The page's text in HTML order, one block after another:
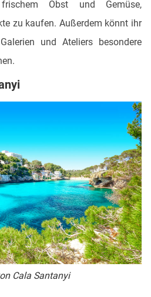
Obst und Gemüse,
zu kaufen. Außerdem könnt ihr
und Ateliers besondere
Cala Santanyi